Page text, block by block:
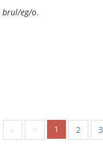
brul/eg/o.
« < 1 2 3